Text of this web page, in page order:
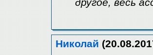
другое, весь
Николай